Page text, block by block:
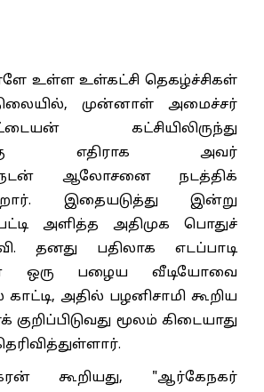
உள்ள உள்கட்சி தெகழ்ச்சிகள்
முன்னாள் அமைச்சர்
கட்சியிலிருந்து
எதிராக அவர்
ஆலோசனை நடத்திக்
இதையடுத்து இன்று
அளித்த அதிமுக பொதுச்
தனது பதிலாக எடப்பாடி
ஒரு பழைய வீடியோவை
அதில் பழனிசாமி கூறிய
மூலம் கிடையாது
கூறியது, "ஆர்கேநகர்